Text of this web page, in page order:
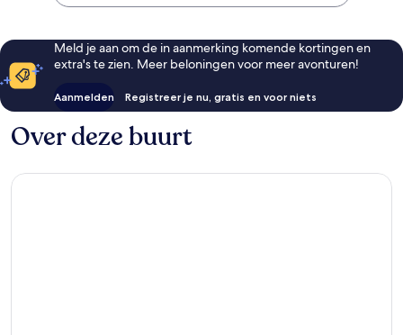
Meld je aan om de in aanmerking komende kortingen en
extra's te zien. Meer beloningen voor meer avonturen!
Aanmelden Registreer je nu, gratis en voor niets
Over deze buurt